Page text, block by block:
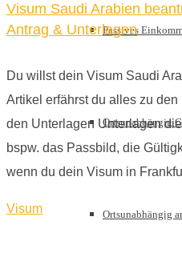
Passives
Ortsunabhängig
Ortsunabhängig
Visum Saudi Arabien
Antrag & Unterlagen
Du willst dein Visum Saudi
Artikel erfährst du alles zu
den Unterlagen Unterlagen
bspw. das Passbild, die
wenn du dein Visum in
Visum